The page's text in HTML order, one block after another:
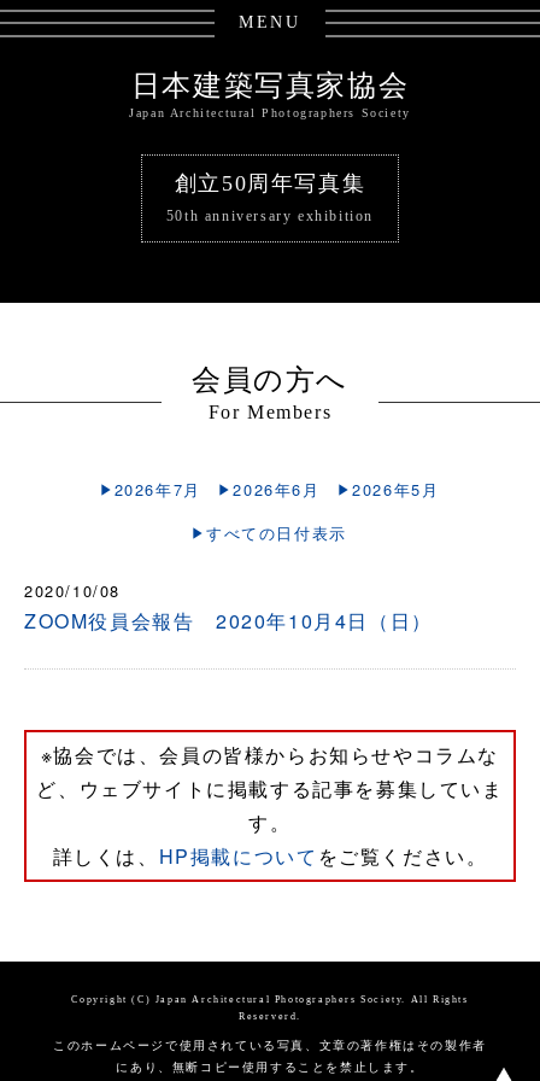
MENU
日本建築写真家協会
Japan Architectural Photographers Society
創立50周年写真集
50th anniversary exhibition
会員の方へ
For Members
2026年7月 2026年6月
2026年5月
すべての日付表示
2020/10/08
ZOOM役員会報告 2020年10月4日（日）
※協会では、会員の皆様からお知らせやコラムな
ど、ウェブサイトに掲載する記事を募集していま
す。
詳しくは、 HP掲載について をご覧ください。
Copyright (C) Japan Architectural Photographers Society. All Rights
Reserverd.
このホームページで使用されている写真、文章の著作権はその製作者
にあり、無断コピー使用することを禁止します。